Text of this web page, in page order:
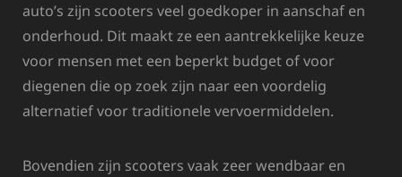
auto’s zijn scooters veel goedkoper in aanschaf en
onderhoud. Dit maakt ze een aantrekkelijke keuze
voor mensen met een beperkt budget of voor
diegenen die op zoek zijn naar een voordelig
alternatief voor traditionele vervoermiddelen.
Bovendien zijn scooters vaak zeer wendbaar en